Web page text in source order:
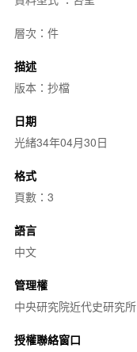
層次：件
描述
版本：抄檔
日期
光緒34年04月30日
格式
頁數：3
語言
中文
管理權
中央研究院近代史研究所
授權聯絡窗口